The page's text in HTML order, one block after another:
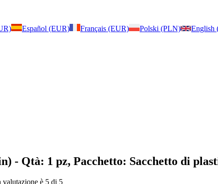
Español (EUR) Français (EUR) Polski (PLN) English
- Qtà: 1 pz, Pacchetto: Sacchetto di
valutazione è 5 di 5